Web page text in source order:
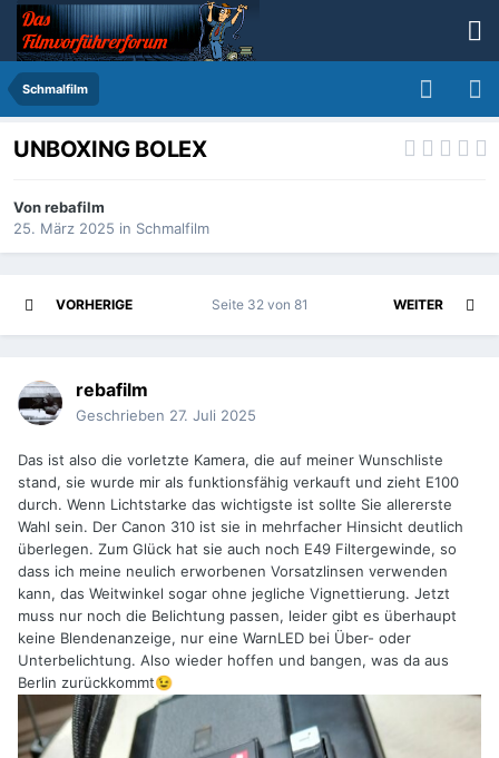
Schmalfilm
UNBOXING BOLEX
Vonrebafilm
25. März 2025 in Schmalfilm
VORHERIGE WEITER
Seite 32 von 81
rebafilm
Geschrieben 27. Juli 2025
Das ist also die vorletzte Kamera, die auf meiner Wunschliste
stand, sie wurde mir als funktionsfähig verkauft und zieht E100
durch. Wenn Lichtstarke das wichtigste ist sollte Sie allererste
Wahl sein. Der Canon 310 ist sie in mehrfacher Hinsicht deutlich
überlegen. Zum Glück hat sie auch noch E49 Filtergewinde, so
dass ich meine neulich erworbenen Vorsatzlinsen verwenden
kann, das Weitwinkel sogar ohne jegliche Vignettierung. Jetzt
muss nur noch die Belichtung passen, leider gibt es überhaupt
keine Blendenanzeige, nur eine WarnLED bei Über- oder
Unterbelichtung. Also wieder hoffen und bangen, was da aus
Berlin zurückkommt😉